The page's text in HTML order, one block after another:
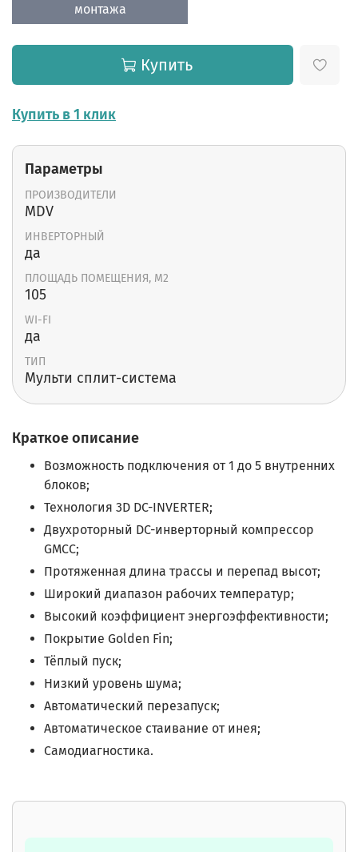
монтажа
Купить
Купить в 1 клик
Параметры
ПРОИЗВОДИТЕЛИ
MDV
ИНВЕРТОРНЫЙ
да
ПЛОЩАДЬ ПОМЕЩЕНИЯ, М2
105
WI-FI
да
ТИП
Мульти сплит-система
Краткое описание
Возможность подключения от 1 до 5 внутренних
блоков;
Технология 3D DC-INVERTER;
Двухроторный DC-инверторный компрессор
GMCC;
Протяженная длина трассы и перепад высот;
Широкий диапазон рабочих температур;
Высокий коэффициент энергоэффективности;
Покрытие Golden Fin;
Тёплый пуск;
Низкий уровень шума;
Автоматический перезапуск;
Автоматическое стаивание от инея;
Самодиагностика.